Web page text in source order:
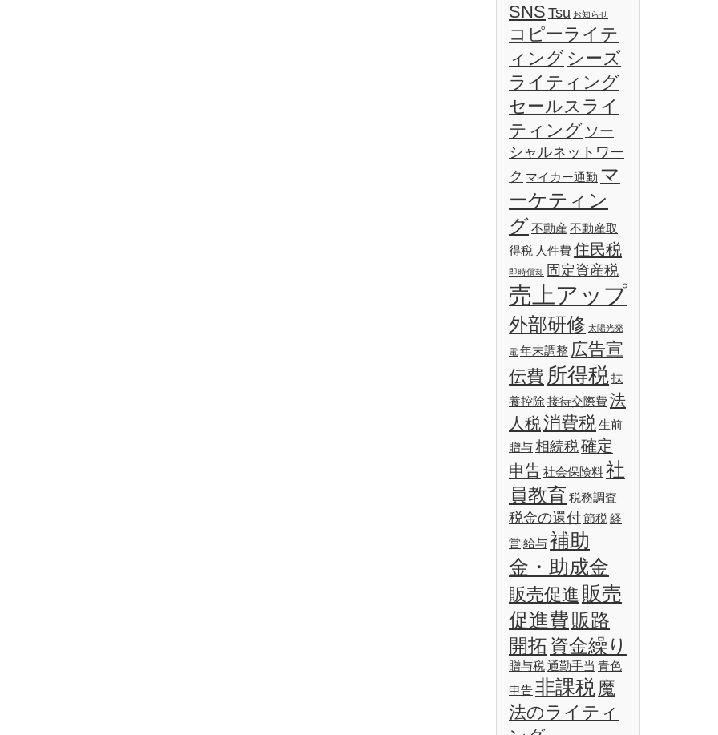
SNS Tsu お知らせ
コピーライテ
ィング シーズ
ライティング
セールスライ
ティング ソー
シャルネットワー
ク マイカー通勤 マ
ーケティン
グ不動産 不動産取
得税 人件費住民税
即時償却 固定資産税
売上アップ
外部研修 太陽光発
電 年末調整 広告宣
伝費 所得税扶
養控除接待交際費法
人税消費税生前
贈与相続税確定
申告社会保険料社
員教育 税務調査
税金の還付節税経
営給与補助
金・助成金
販売促進 販売
促進費販路
開拓 資金繰り
贈与税通勤手当 青色
申告非課税 魔
法のライティ